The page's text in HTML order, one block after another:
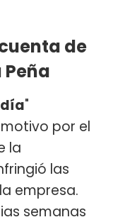
de
"
por el
la
las
empresa.
semanas